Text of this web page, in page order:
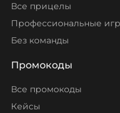
Все прицелы
Профессиональные
Без команды
Промокоды
Все промокоды
Кейсы